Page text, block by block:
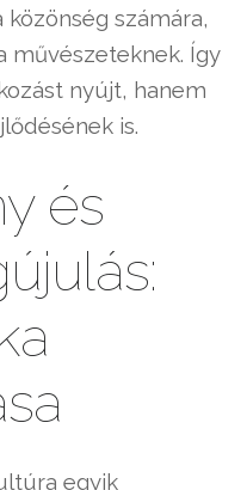
számára,
művészeteknek. Így
nyújt, hanem
is.
és
egyik